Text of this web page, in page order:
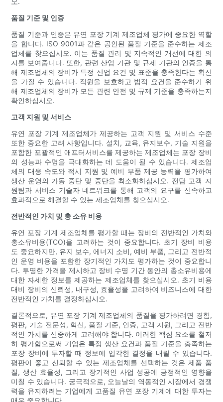
품질 기준 및 인증
품질 기준과 인증은 유연 포장 기계 제조업체 평가에 중요한 역할
을 합니다. ISO 9001과 같은 공인된 품질 기준을 준수하는 제조
업체를 찾으십시오. 이는 품질 관리 및 지속적인 개선에 대한 의
지를 보여줍니다. 또한, 관련 산업 기관 및 규제 기관의 인증을 통
해 제조업체의 장비가 특정 산업 요건 및 표준을 충족한다는 확신
을 가질 수 있습니다. 직원을 보호하고 법적 요건을 준수하기 위
해 제조업체의 장비가 모든 관련 안전 및 규제 기준을 충족하는지
확인하십시오.
고객 지원 및 서비스
유연 포장 기계 제조업체가 제공하는 고객 지원 및 서비스 수준
또한 중요한 고려 사항입니다. 설치, 교육, 유지보수, 기술 지원을
포함한 포괄적인 애프터서비스를 제공하는 제조업체는 포장 장비
의 성능과 수명을 극대화하는 데 도움이 될 수 있습니다. 제조업
체의 대응 속도와 적시 지원 및 예비 부품 제공 능력을 평가하여
생산 운영의 가동 중단 및 중단을 최소화하십시오. 전담 고객 지
원팀과 서비스 기술자 네트워크를 통해 고객의 요구를 신속하고
효과적으로 해결할 수 있는 제조업체를 찾으십시오.
전반적인 가치 및 총 소유 비용
유연 포장 기계 제조업체를 평가할 때는 장비의 전반적인 가치와
총소유비용(TCO)을 고려하는 것이 중요합니다. 초기 장비 비용
도 중요하지만, 유지 보수, 에너지 소비, 예비 부품, 그리고 전반적
인 운영 비용을 포함한 장기적인 가치도 평가하는 것이 중요합니
다. 투명한 가격을 제시하고 장비 수명 기간 동안의 총소유비용에
대한 자세한 정보를 제공하는 제조업체를 찾으십시오. 초기 비용
대비 장비의 신뢰성, 내구성, 효율성을 고려하여 비즈니스에 대한
전반적인 가치를 결정하십시오.
결론적으로, 유연 포장 기계 제조업체의 품질을 평가하려면 경험,
평판, 기술 전문성, 혁신, 품질 기준, 인증, 고객 지원, 그리고 전반
적인 가치를 신중하게 고려해야 합니다. 이러한 핵심 요소를 철저
히 평가함으로써 기업은 특정 생산 요건과 품질 기준을 충족하는
포장 장비에 투자할 때 정보에 입각한 결정을 내릴 수 있습니다.
평판이 좋고 신뢰할 수 있는 제조업체를 선택하는 것은 제품 품
질, 생산 효율성, 그리고 장기적인 사업 성공에 긍정적인 영향을
미칠 수 있습니다. 궁극적으로, 오늘날의 역동적인 시장에서 경쟁
력을 유지하려는 기업에게 고품질 유연 포장 기계에 대한 투자는